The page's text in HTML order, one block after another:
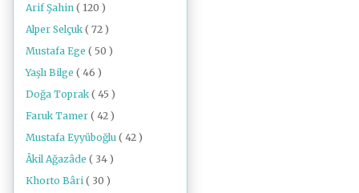
Arif Şahin ( 120 )
Alper Selçuk ( 72 )
Mustafa Ege ( 50 )
Yaşlı Bilge ( 46 )
Doğa Toprak ( 45 )
Faruk Tamer ( 42 )
Mustafa Eyyüboğlu ( 42 )
Âkil Ağazâde ( 34 )
Khorto Bâri ( 30 )